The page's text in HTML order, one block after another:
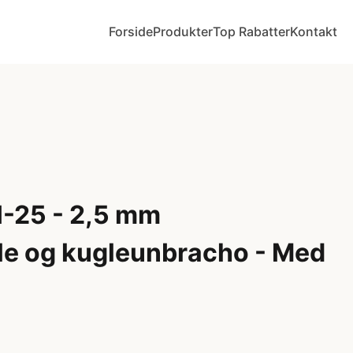
ForsideProdukterTop RabatterKontakt
25 - 2,5 mm
og kugleunbracho - Med